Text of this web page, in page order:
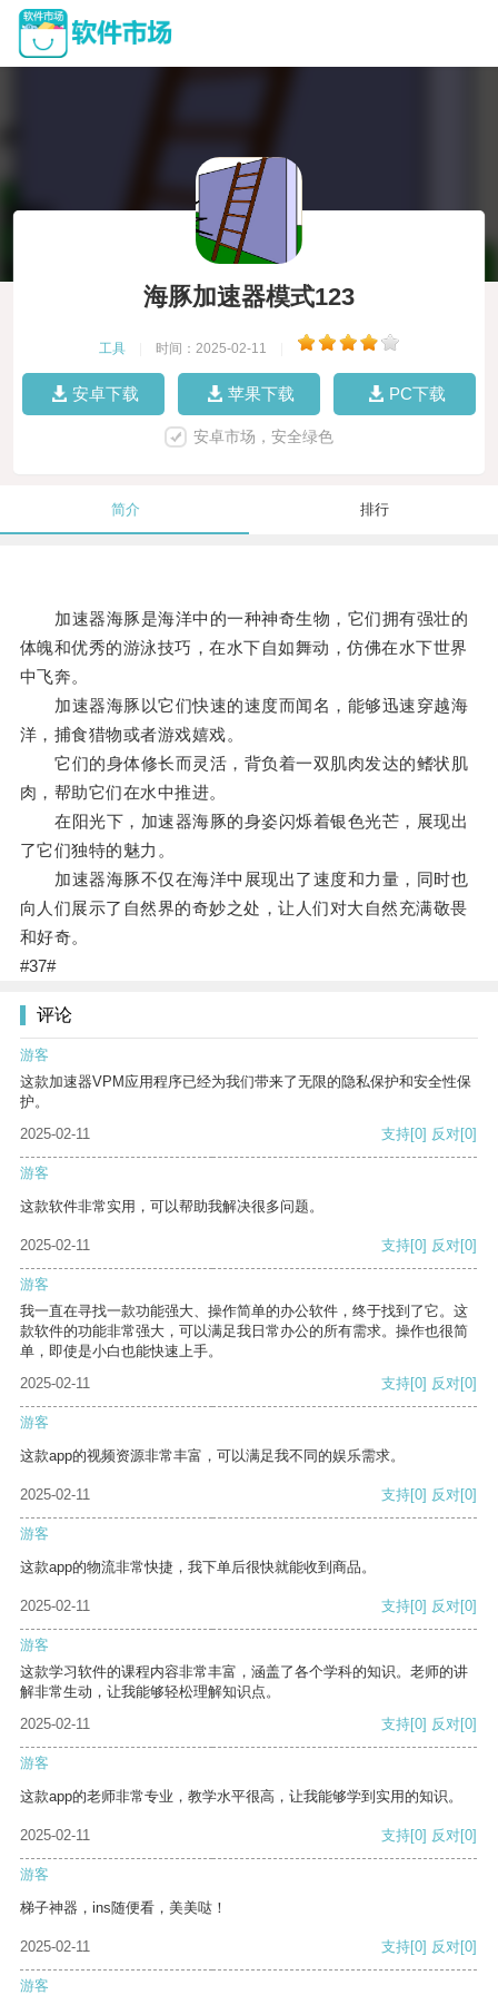
海豚加速器模式123
工具 时间：2025-02-11
安卓下载 苹果下载 PC下载
安卓市场，安全绿色
简介 排行
加速器海豚是海洋中的一种神奇生物，它们拥有强壮的
体魄和优秀的游泳技巧，在水下自如舞动，仿佛在水下世界
中飞奔。
加速器海豚以它们快速的速度而闻名，能够迅速穿越海
洋，捕食猎物或者游戏嬉戏。
它们的身体修长而灵活，背负着一双肌肉发达的鳍状肌
肉，帮助它们在水中推进。
在阳光下，加速器海豚的身姿闪烁着银色光芒，展现出
了它们独特的魅力。
加速器海豚不仅在海洋中展现出了速度和力量，同时也
向人们展示了自然界的奇妙之处，让人们对大自然充满敬畏
和好奇。
#37#
评论
游客
这款加速器VPM应用程序已经为我们带来了无限的隐私保护和安全性保
护。
2025-02-11
支持[0] 反对[0]
游客
这款软件非常实用，可以帮助我解决很多问题。
2025-02-11 支持[0] 反对[0]
游客
我一直在寻找一款功能强大、操作简单的办公软件，终于找到了它。这
款软件的功能非常强大，可以满足我日常办公的所有需求。操作也很简
单，即使是小白也能快速上手。
2025-02-11
支持[0] 反对[0]
游客
这款app的视频资源非常丰富，可以满足我不同的娱乐需求。
2025-02-11 支持[0] 反对[0]
游客
这款app的物流非常快捷，我下单后很快就能收到商品。
2025-02-11 支持[0] 反对[0]
游客
这款学习软件的课程内容非常丰富，涵盖了各个学科的知识。老师的讲
解非常生动，让我能够轻松理解知识点。
2025-02-11
支持[0] 反对[0]
游客
这款app的老师非常专业，教学水平很高，让我能够学到实用的知识。
2025-02-11 支持[0] 反对[0]
游客
梯子神器，ins随便看，美美哒！
2025-02-11 支持[0] 反对[0]
游客